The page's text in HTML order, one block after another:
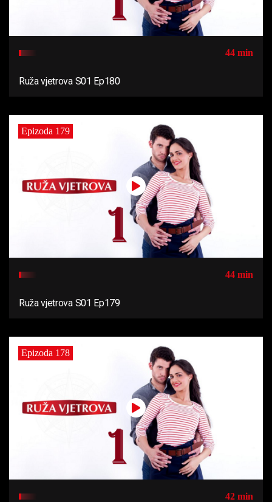
44 min
Ruža vjetrova S01 Ep180
Epizoda 179
44 min
Ruža vjetrova S01 Ep179
Epizoda 178
42 min